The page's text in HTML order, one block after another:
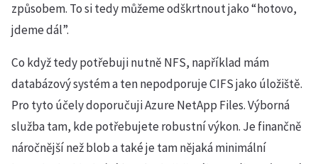
způsobem. To si tedy můžeme odškrtnout jako “hotovo,
jdeme dál”.
Co když tedy potřebuji nutně NFS, například mám
databázový systém a ten nepodporuje CIFS jako úložiště.
Pro tyto účely doporučuji Azure NetApp Files. Výborná
služba tam, kde potřebujete robustní výkon. Je finančně
náročnější než blob a také je tam nějaká minimální